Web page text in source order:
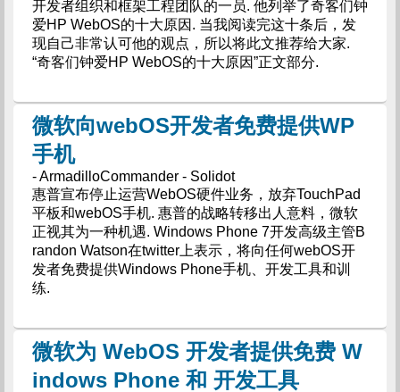
开发者组织和框架工程团队的一员. 他列举了奇客们钟
爱HP WebOS的十大原因. 当我阅读完这十条后，发
现自己非常认可他的观点，所以将此文推荐给大家.
“奇客们钟爱HP WebOS的十大原因”正文部分.
微软向webOS开发者免费提供WP
手机
- ArmadilloCommander - Solidot
惠普宣布停止运营WebOS硬件业务，放弃TouchPad
平板和webOS手机. 惠普的战略转移出人意料，微软
正视其为一种机遇. Windows Phone 7开发高级主管B
randon Watson在twitter上表示，将向任何webOS开
发者免费提供Windows Phone手机、开发工具和训
练.
微软为 WebOS 开发者提供免费 W
indows Phone 和 开发工具